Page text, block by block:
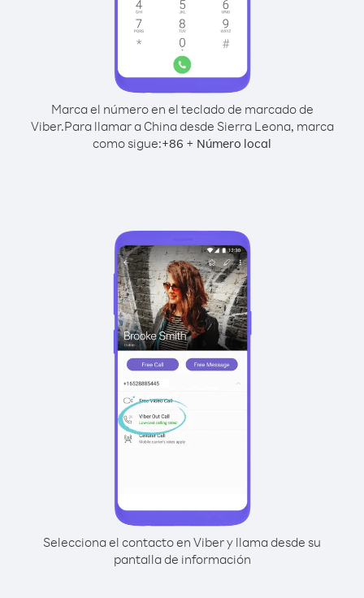
Marca el número en el teclado de marcado de
Viber.Para llamar a China desde Sierra Leona, marca
como sigue:+86 + Número local
Selecciona el contacto en Viber y llama desde su
pantalla de información